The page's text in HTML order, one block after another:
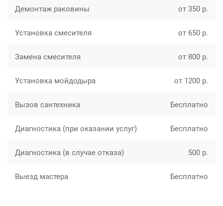
Демонтаж раковины от 350 р.
Установка смесителя от 650 р.
Замена смесителя от 800 р.
Установка мойдодыра от 1200 р.
Вызов сантехника Бесплатно
Диагностика (при оказании услуг) Бесплатно
Диагностика (в случае отказа) 500 р.
Выезд мастера Бесплатно